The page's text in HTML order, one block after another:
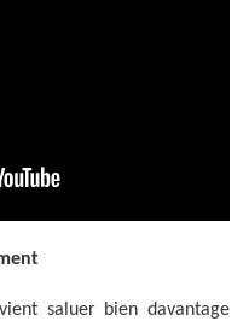
saluer bien davantage